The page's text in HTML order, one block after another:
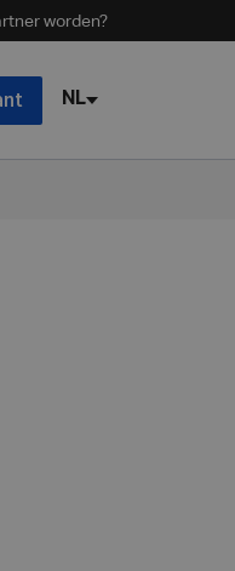
worden?
NL